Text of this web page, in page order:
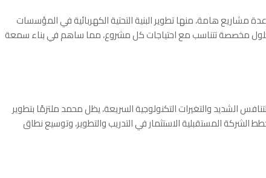
مشاريع هامة، منها تطوير البنية التحتية الكهربائية في المؤسسات
حلول مخصصة تتناسب مع احتياجات كل مشروع، مما ساهم في بناء سمعة
الشديد والتغيرات التكنولوجية السريعة، يظل محمد ملتزمًا بتطوير
الشركة المستقبلية الاستثمار في التدريب والتطوير، وتوسيع نطاق